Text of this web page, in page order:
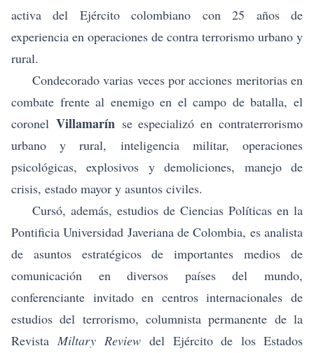
activa del Ejército colombiano con 25 años de
experiencia en operaciones de contra terrorismo urbano y
rural.
Condecorado varias veces por acciones meritorias en
combate frente al enemigo en el campo de batalla, el
coronel Villamarínse especializó en contraterrorismo
urbano y rural, inteligencia militar, operaciones
psicológicas, explosivos y demoliciones, manejo de
crisis, estado mayor y asuntos civiles.
Cursó, además, estudios de Ciencias Políticas en la
Pontificia Universidad Javeriana de Colombia, es analista
de asuntos estratégicos de importantes medios de
comunicación en diversos países del mundo,
conferenciante invitado en centros internacionales de
estudios del terrorismo, columnista permanente de la
RevistaMiltary Reviewdel Ejército de los Estados